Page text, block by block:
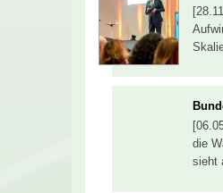
die
sieht